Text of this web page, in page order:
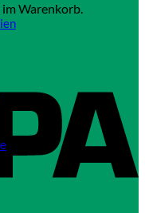
Warenkorb.